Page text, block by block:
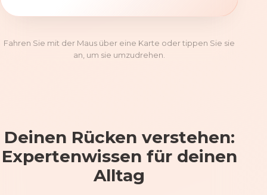
Fahren Sie mit der Maus über eine Karte oder tippen Sie sie
an, um sie umzudrehen.
Deinen Rücken verstehen:
Expertenwissen für deinen
Alltag